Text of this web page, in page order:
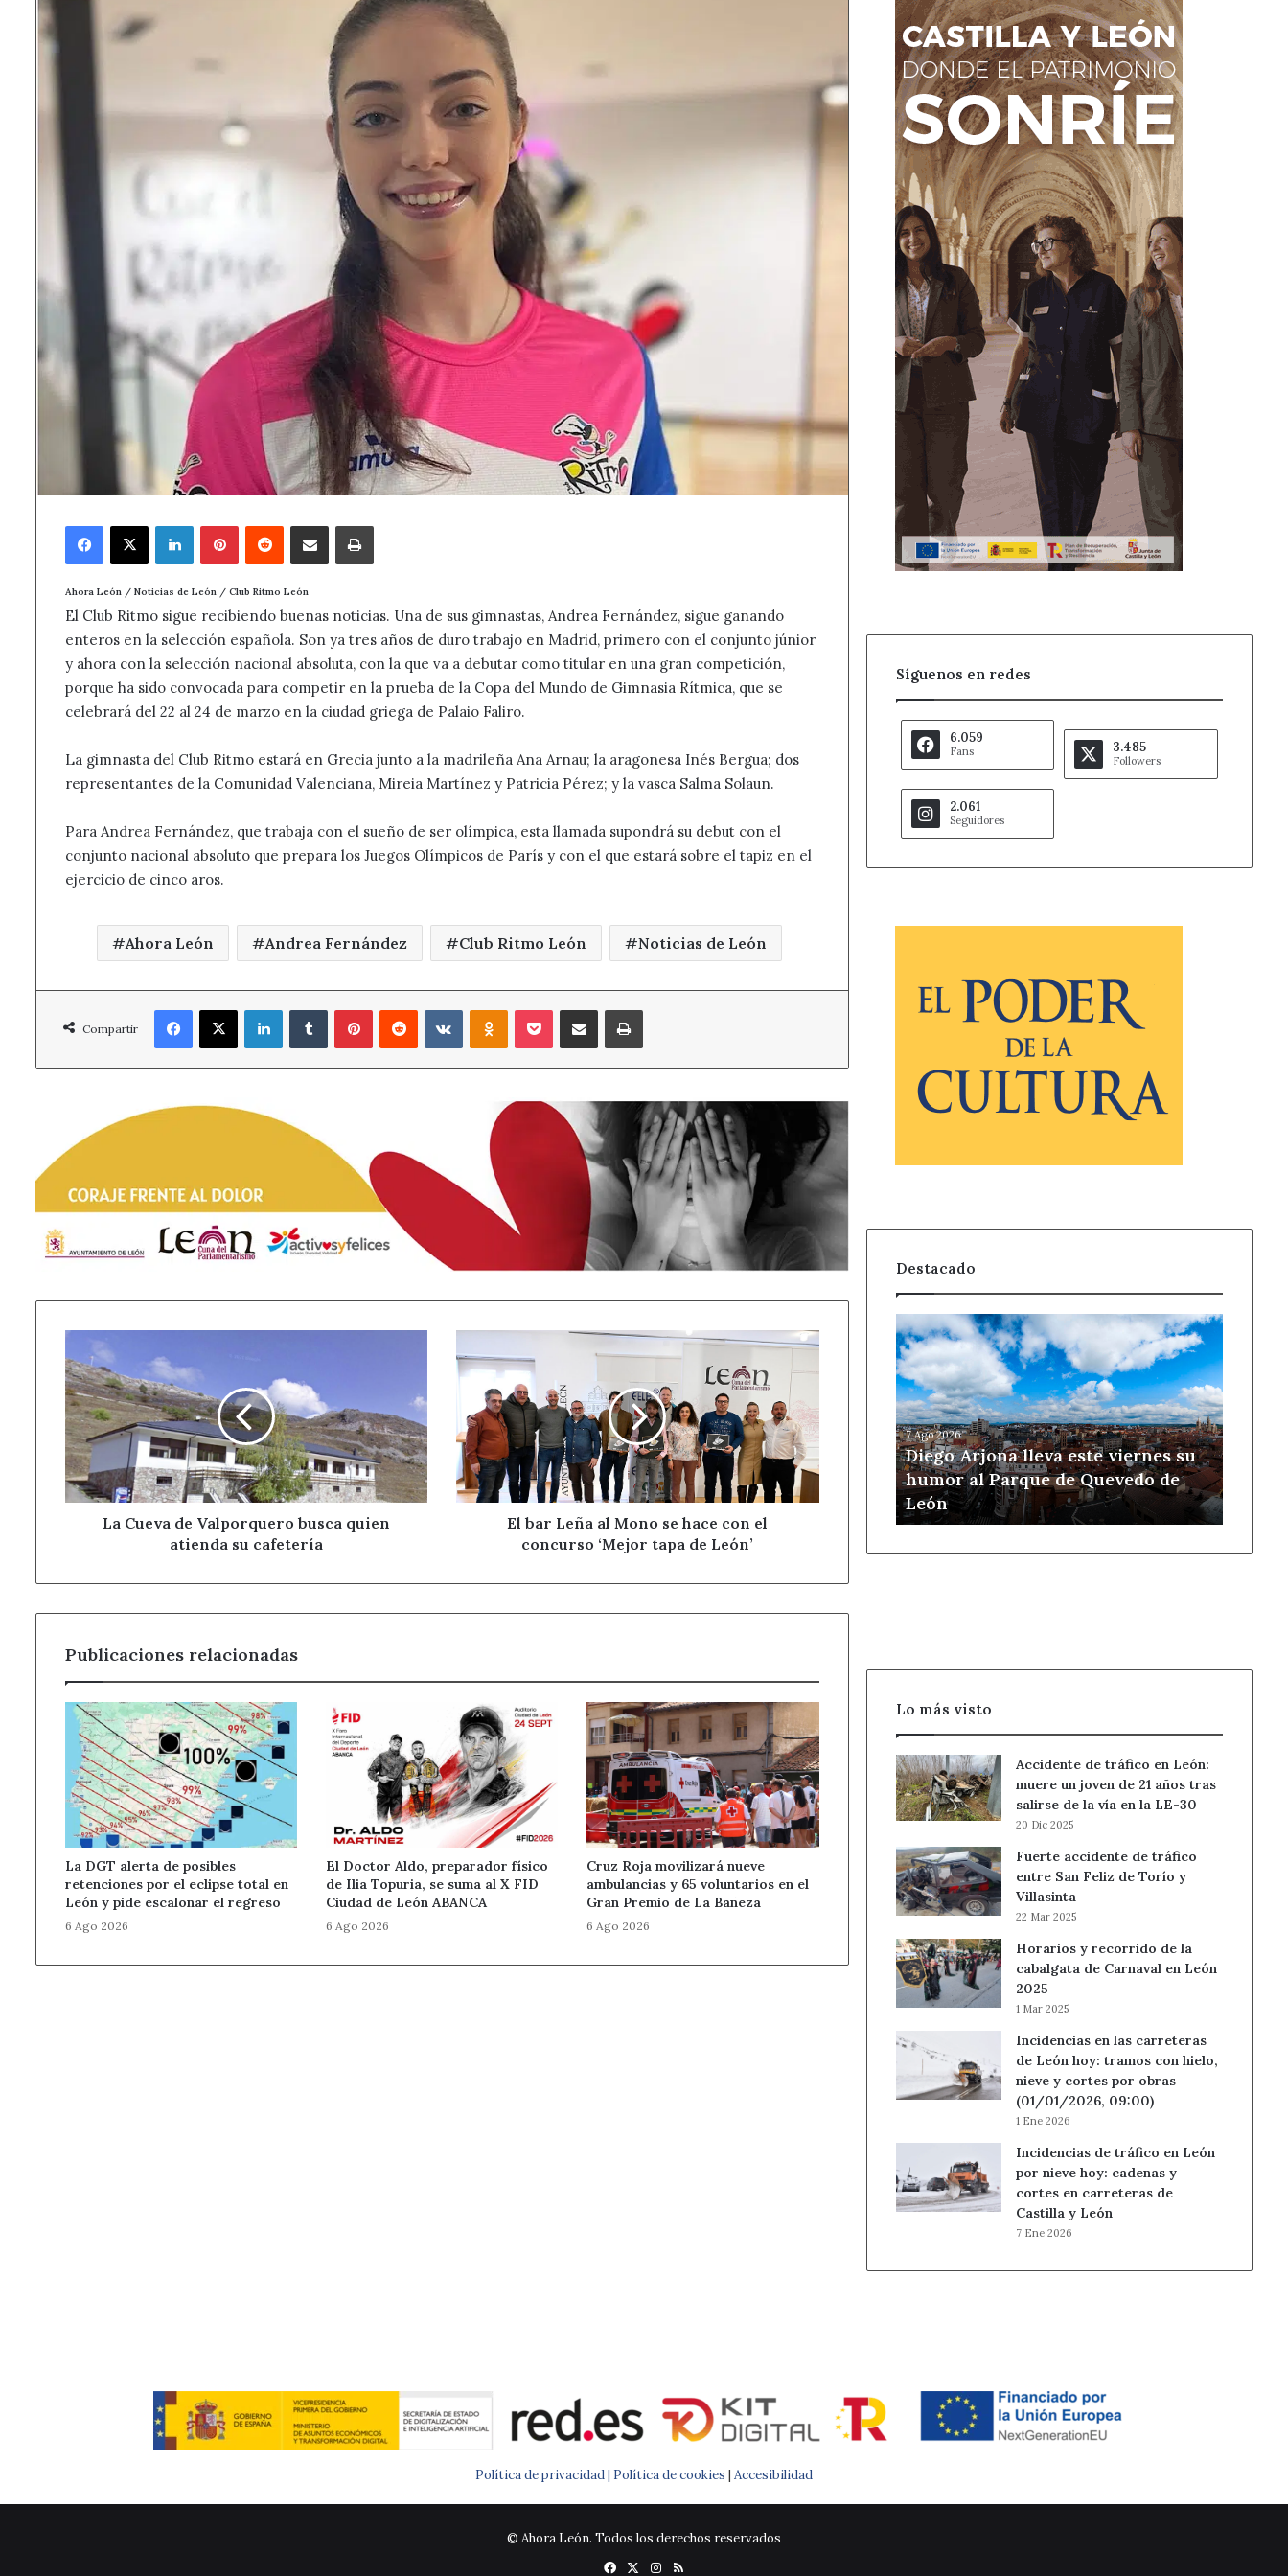
Facebook
X LinkedInPinterestReddit Compartir por correo electrónicoImprimir
Ahora León / Noticias de León / Club Ritmo León
El Club Ritmo sigue recibiendo buenas noticias. Una de sus gimnastas, Andrea Fernández, sigue ganando
enteros en la selección española. Son ya tres años de duro trabajo en Madrid, primero con el conjunto júnior
y ahora con la selección nacional absoluta, con la que va a debutar como titular en una gran competición,
porque ha sido convocada para competir en la prueba de la Copa del Mundo de Gimnasia Rítmica, que se
celebrará del 22 al 24 de marzo en la ciudad griega de Palaio Faliro.
La gimnasta del Club Ritmo estará en Grecia junto a la madrileña Ana Arnau; la aragonesa Inés Bergua; dos
representantes de la Comunidad Valenciana, Mireia Martínez y Patricia Pérez; y la vasca Salma Solaun.
Para Andrea Fernández, que trabaja con el sueño de ser olímpica, esta llamada supondrá su debut con el
conjunto nacional absoluto que prepara los Juegos Olímpicos de París y con el que estará sobre el tapiz en el
ejercicio de cinco aros.
Ahora León Andrea Fernández Club Ritmo León Noticias de León
Compartir
Facebook
X LinkedInTumblrPinterestReddit VKontakteOdnoklassniki
PocketCompartir por correo electrónicoImprimir
Cueva
de
Valporquero
busca
quien
atienda
su
cafetería
La Cueva de Valporquero busca quien
atienda su cafetería
bar
Leña
Mono
se
hace
con
el
concurso
de
El bar Leña al Mono se hace con el
concurso ‘Mejor tapa de León’
Publicaciones relacionadas
La DGT alerta de posibles
retenciones por el eclipse total en
León y pide escalonar el regreso
6 Ago 2026
El Doctor Aldo, preparador físico
de Ilia Topuria, se suma al X FID
Ciudad de León ABANCA
6 Ago 2026
Cruz Roja movilizará nueve
ambulancias y 65 voluntarios en el
Gran Premio de La Bañeza
6 Ago 2026
Síguenos en redes
6.059
Fans 3.485
Followers
2.061
Seguidores
Destacado
Diego
Arjona
lleva
este
viernes
su
humor
al
Parque
de
Quevedo
7 Ago 2026
Diego Arjona lleva este viernes su
humor al Parque de Quevedo de
León
Lo más visto
Accidente de tráfico en León:
muere un joven de 21 años tras
salirse de la vía en la LE-30
20 Dic 2025
Fuerte accidente de tráfico
entre San Feliz de Torío y
Villasinta
22 Mar 2025
Horarios y recorrido de la
cabalgata de Carnaval en León
2025
1 Mar 2025
Incidencias en las carreteras
de León hoy: tramos con hielo,
nieve y cortes por obras
(01/01/2026, 09:00)
1 Ene 2026
Incidencias de tráfico en León
por nieve hoy: cadenas y
cortes en carreteras de
Castilla y León
7 Ene 2026
Política de privacidad | Política de cookies | Accesibilidad
© Ahora León. Todos los derechos reservados
Facebook
X Instagram
RSS